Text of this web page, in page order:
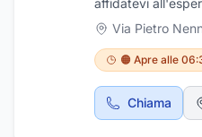
affidatevi
Giallonardo
nazionali e
un'attenzione ai
nessuno, potete
viaggio sarà
lasciandovi la
Via Pietro
🟠 Apre alle
Chiama